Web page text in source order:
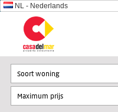
NL - Nederlands
Soort woning